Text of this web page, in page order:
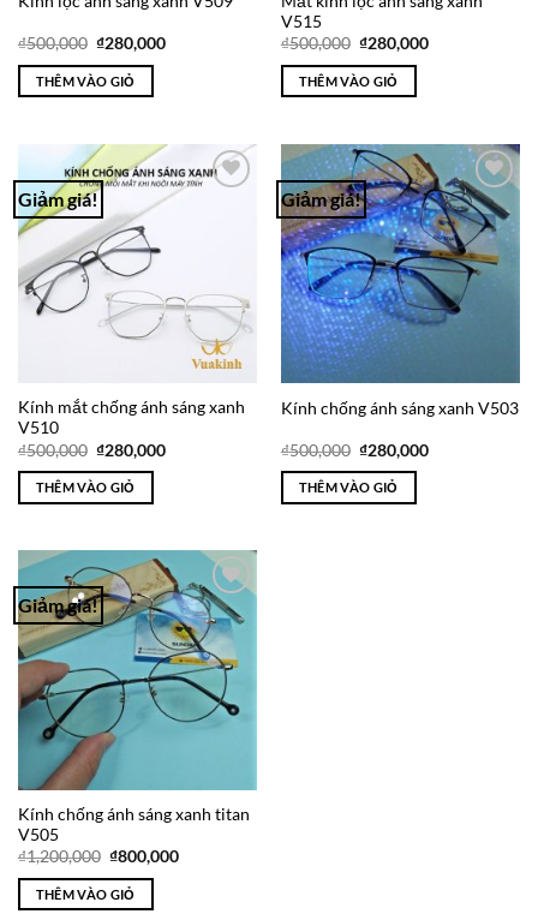
₫500,000 Giá
là:
₫500,000.
₫280,000Giá
THÊM VÀO GIỎ
V515
₫500,000 Giá
là:
₫500,000.
₫280,000Giá
THÊM VÀO GIỎ
Giảm giá!
Kính mắt chống ánh sáng xanh
V510
₫500,000 Giá
là:
₫500,000.
₫280,000Giá
THÊM VÀO GIỎ
Giảm giá!
Add to
Wishlist
Kính chống ánh sáng xanh V503
₫500,000 Giá
là:
₫500,000.
₫280,000Giá
THÊM VÀO GIỎ
Giảm giá!
Add to
Wishlist
Kính chống ánh sáng xanh titan
V505
₫1,200,000 Giá
là:
₫1,200,000.
₫800,000Giá
THÊM VÀO GIỎ